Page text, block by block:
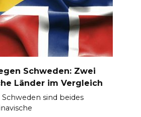
Schweden: Zwei
Länder im Vergleich
sind beides